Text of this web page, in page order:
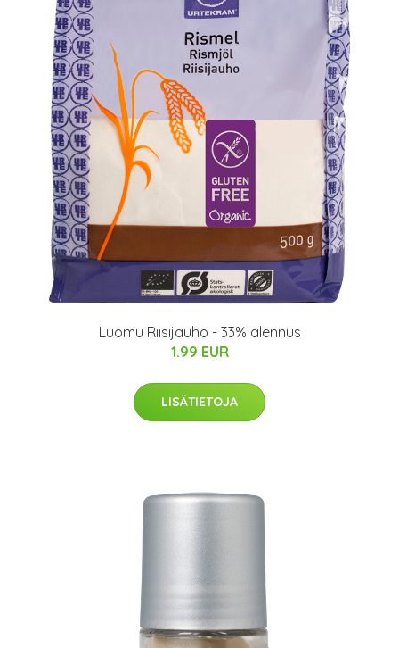
Luomu Riisijauho - 33% alennus
1.99 EUR
LISÄTIETOJA